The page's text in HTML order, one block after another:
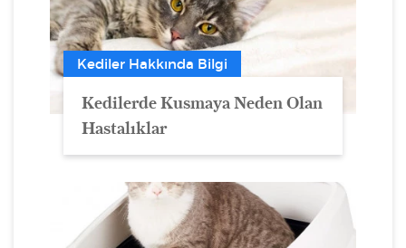
Kediler Hakkında Bilgi
Kedilerde Kusmaya Neden Olan
Hastalıklar